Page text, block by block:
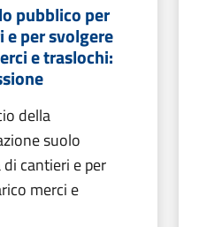
pubblico per
per svolgere
e traslochi:
della
suolo
cantieri e per
merci e